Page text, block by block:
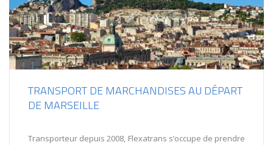
TRANSPORT DE MARCHANDISES AU DÉPART
DE MARSEILLE
Transporteur depuis 2008, Flexatrans s’occupe de prendre